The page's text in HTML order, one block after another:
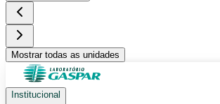
Mostrar todas as unidades
Institucional